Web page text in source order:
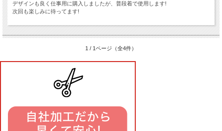
デザインも良く仕事用に購入しましたが、普段着で使用します!
次回も楽しみに待ってます!
1 / 1ページ（全4件）